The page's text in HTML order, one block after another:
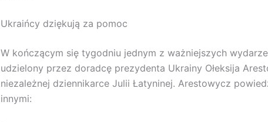
Ukraińcy dziękują za pomoc
W kończącym się tygodniu jednym z ważniejszych
udzielony przez doradcę prezydenta Ukrainy Ołeksija
niezależnej dziennikarce Julii Łatyninej. Arestowycz
innymi: